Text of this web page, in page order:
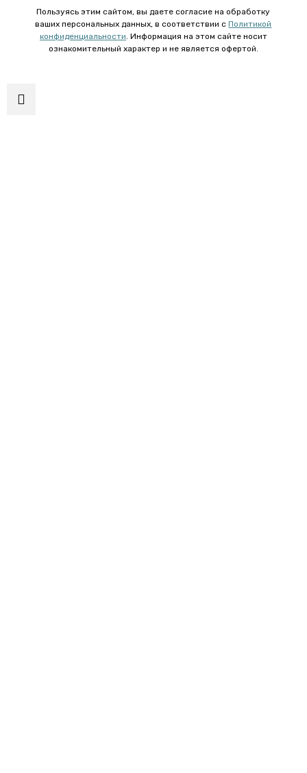
Пользуясь этим сайтом, вы даете согласие на обработку
ваших персональных данных, в соответствии сПолитикой
конфиденциальности. Информация на этом сайте носит
ознакомительный характер и не является офертой.